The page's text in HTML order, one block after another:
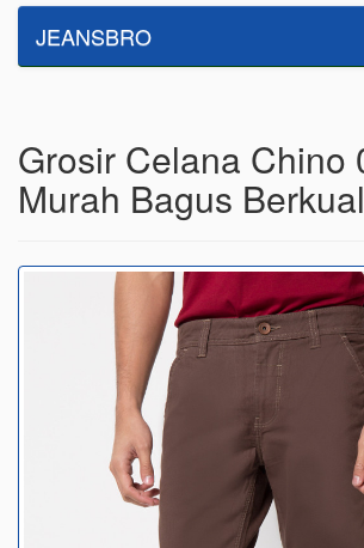
JEANSBRO
Grosir Celana Chino
Murah Bagus